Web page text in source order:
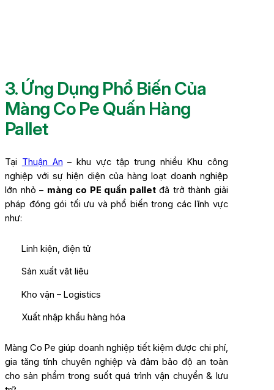
3. Ứng Dụng Phổ Biến Của
Màng Co Pe Quấn Hàng
Pallet
Tại Thuận An – khu vực tập trung nhiều Khu công
nghiệp với sự hiện diện của hàng loạt doanh nghiệp
lớn nhỏ – màng co PE quấn palletđã trở thành giải
pháp đóng gói tối ưu và phổ biến trong các lĩnh vực
như:
Linh kiện, điện tử
Sản xuất vật liệu
Kho vận – Logistics
Xuất nhập khẩu hàng hóa
Màng Co Pe giúp doanh nghiệp tiết kiệm được chi phí,
gia tăng tính chuyên nghiệp và đảm bảo độ an toàn
cho sản phẩm trong suốt quá trình vận chuyển & lưu